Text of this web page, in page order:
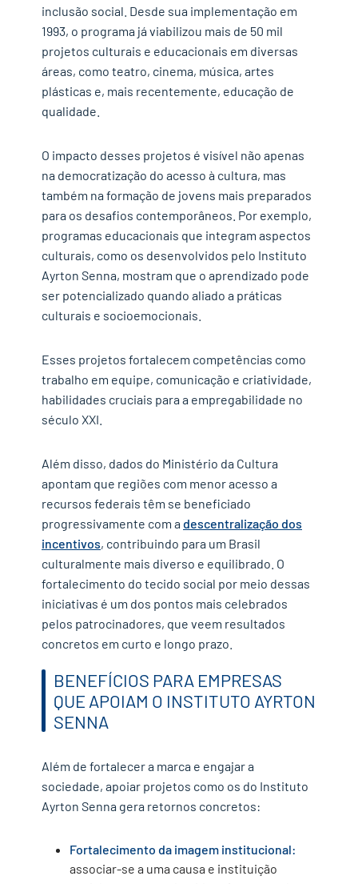
inclusão social. Desde sua implementação em
1993, o programa já viabilizou mais de 50 mil
projetos culturais e educacionais em diversas
áreas, como teatro, cinema, música, artes
plásticas e, mais recentemente, educação de
qualidade.
O impacto desses projetos é visível não apenas
na democratização do acesso à cultura, mas
também na formação de jovens mais preparados
para os desafios contemporâneos. Por exemplo,
programas educacionais que integram aspectos
culturais, como os desenvolvidos pelo Instituto
Ayrton Senna, mostram que o aprendizado pode
ser potencializado quando aliado a práticas
culturais e socioemocionais.
Esses projetos fortalecem competências como
trabalho em equipe, comunicação e criatividade,
habilidades cruciais para a empregabilidade no
século XXI.
Além disso, dados do Ministério da Cultura
apontam que regiões com menor acesso a
recursos federais têm se beneficiado
progressivamente com a descentralização dos
incentivos, contribuindo para um Brasil
culturalmente mais diverso e equilibrado. O
fortalecimento do tecido social por meio dessas
iniciativas é um dos pontos mais celebrados
pelos patrocinadores, que veem resultados
concretos em curto e longo prazo.
BENEFÍCIOS PARA EMPRESAS
QUE APOIAM O INSTITUTO AYRTON
SENNA
Além de fortalecer a marca e engajar a
sociedade, apoiar projetos como os do Instituto
Ayrton Senna gera retornos concretos:
Fortalecimento da imagem institucional:
associar-se a uma causa e instituição